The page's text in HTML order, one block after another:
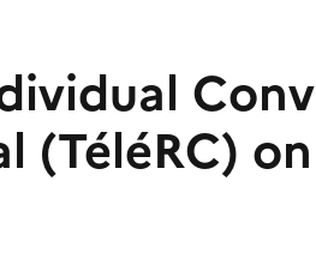
(TéléRC)